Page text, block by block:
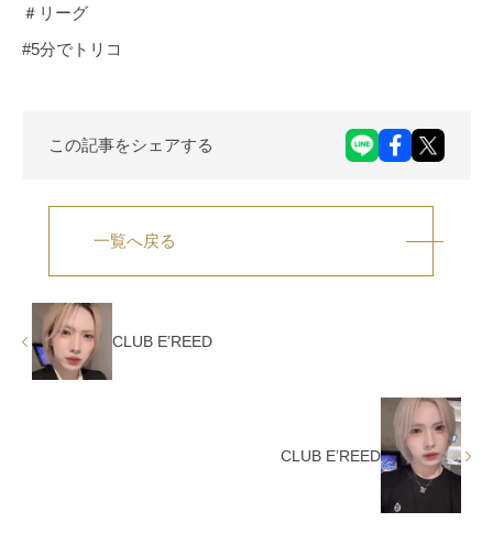
＃リーグ
#5分でトリコ
この記事をシェアする
一覧へ戻る
CLUB E’REED
CLUB E’REED